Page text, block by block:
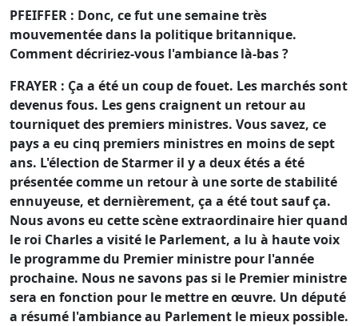
PFEIFFER : Donc, ce fut une semaine très
mouvementée dans la politique britannique.
Comment décririez-vous l'ambiance là-bas ?
FRAYER : Ça a été un coup de fouet. Les marchés sont
devenus fous. Les gens craignent un retour au
tourniquet des premiers ministres. Vous savez, ce
pays a eu cinq premiers ministres en moins de sept
ans. L'élection de Starmer il y a deux étés a été
présentée comme un retour à une sorte de stabilité
ennuyeuse, et dernièrement, ça a été tout sauf ça.
Nous avons eu cette scène extraordinaire hier quand
le roi Charles a visité le Parlement, a lu à haute voix
le programme du Premier ministre pour l'année
prochaine. Nous ne savons pas si le Premier ministre
sera en fonction pour le mettre en œuvre. Un député
a résumé l'ambiance au Parlement le mieux possible.